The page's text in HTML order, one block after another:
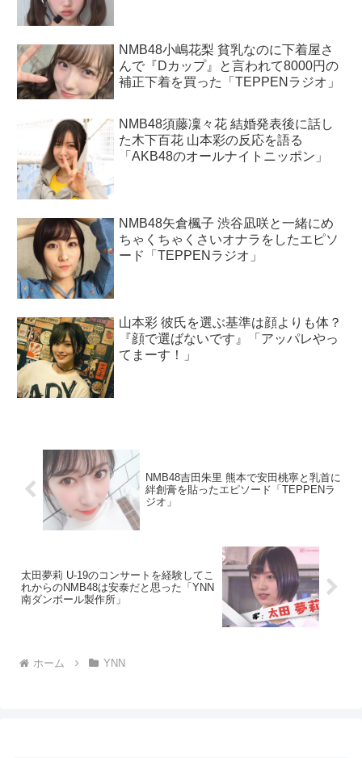
NMB48小嶋花梨 貧乳なのに下着屋さ
んで『Dカップ』と言われて8000円の
補正下着を買った「TEPPENラジオ」
NMB48須藤凜々花 結婚発表後に話し
た木下百花 山本彩の反応を語る
「AKB48のオールナイトニッポン」
NMB48矢倉楓子 渋谷凪咲と一緒にめ
ちゃくちゃくさいオナラをしたエピソ
ード「TEPPENラジオ」
山本彩 彼氏を選ぶ基準は顔よりも体？
『顔で選ばないです』「アッパレやっ
てまーす！」
NMB48吉田朱里 熊本で安田桃寧と乳首に
絆創膏を貼ったエピソード「TEPPENラ
ジオ」
太田夢莉 U-19のコンサートを経験してこ
れからのNMB48は安泰だと思った「YNN
南ダンボール製作所」
ホーム YNN